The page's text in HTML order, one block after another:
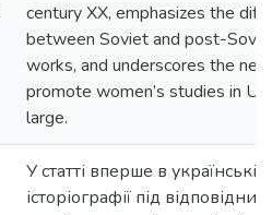
century XX, emphasizes the
between Soviet and post-
works, and underscores the
promote women’s studies in
large.
У статті вперше в українській
історіографії під